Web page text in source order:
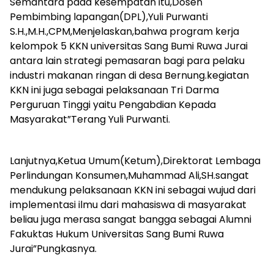
Pembimbing lapangan(DPL),Yuli Purwanti
S.H.,M.H.,CPM,Menjelaskan,bahwa program kerja
kelompok 5 KKN universitas Sang Bumi Ruwa Jurai
antara lain strategi pemasaran bagi para pelaku
industri makanan ringan di desa Bernung.kegiatan
KKN ini juga sebagai pelaksanaan Tri Darma
Perguruan Tinggi yaitu Pengabdian Kepada
Masyarakat”Terang Yuli Purwanti.
Lanjutnya,Ketua Umum(Ketum),Direktorat Lembaga
Perlindungan Konsumen,Muhammad Ali,SH.sangat
mendukung pelaksanaan KKN ini sebagai wujud dari
implementasi ilmu dari mahasiswa di masyarakat
beliau juga merasa sangat bangga sebagai Alumni
Fakuktas Hukum Universitas Sang Bumi Ruwa
Jurai”Pungkasnya.